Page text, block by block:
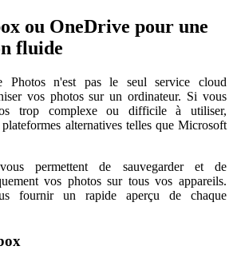
ou OneDrive pour une
fluide
Photos n'est pas le seul service cloud
vos photos sur un ordinateur. Si vous
trop complexe ou difficile à utiliser,
alternatives telles que Microsoft
permettent de sauvegarder et de
vos photos sur tous vos appareils.
fournir un rapide aperçu de chaque